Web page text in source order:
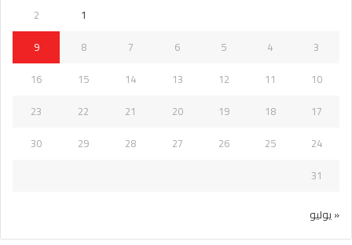
1
2
3
4
5
6
7
8
9
10
11
12
13
14
15
16
17
18
19
20
21
22
23
24
25
26
27
28
29
30
31
« يوليو